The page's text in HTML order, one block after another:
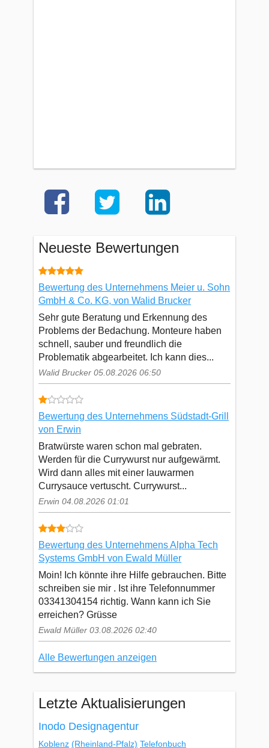
Neueste Bewertungen
Bewertung des Unternehmens Meier u. Sohn
GmbH & Co. KG, von Walid Brucker
Sehr gute Beratung und Erkennung des
Problems der Bedachung. Monteure haben
schnell, sauber und freundlich die
Problematik abgearbeitet. Ich kann dies...
Walid Brucker 05.08.2026 06:50
Bewertung des Unternehmens Südstadt-Grill
von Erwin
Bratwürste waren schon mal gebraten.
Werden für die Currywurst nur aufgewärmt.
Wird dann alles mit einer lauwarmen
Currysauce vertuscht. Currywurst...
Erwin 04.08.2026 01:01
Bewertung des Unternehmens Alpha Tech
Systems GmbH von Ewald Müller
Moin! Ich könnte ihre Hilfe gebrauchen. Bitte
schreiben sie mir . Ist ihre Telefonnummer
03341304154 richtig. Wann kann ich Sie
erreichen? Grüsse
Ewald Müller 03.08.2026 02:40
Alle Bewertungen anzeigen
Letzte Aktualisierungen
Inodo Designagentur
Koblenz (Rheinland-Pfalz) Telefonbuch